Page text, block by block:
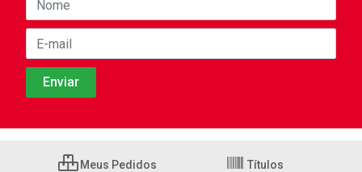
Meus Pedidos Títulos